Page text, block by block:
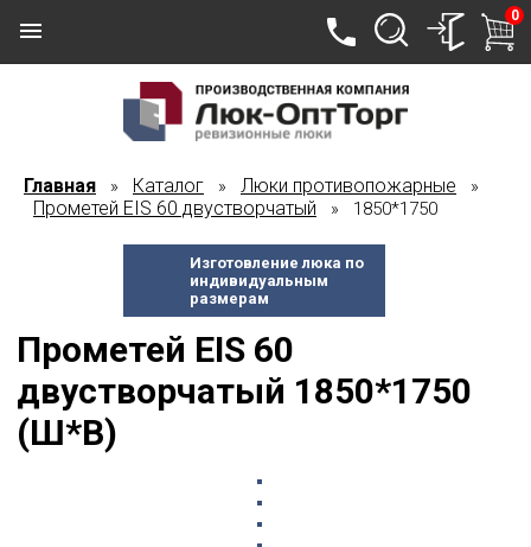
0
Главная » Каталог » Люки противопожарные »
Прометей EIS 60 двустворчатый » 1850*1750
Изготовление люка по
индивидуальным
размерам
Прометей EIS 60
двустворчатый 1850*1750
(Ш*В)